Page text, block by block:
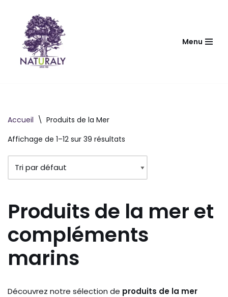
contenu
Menu
Accueil \ Produits de la Mer
Affichage de 1–12 sur 39 résultats
Produits de la mer et
compléments
marins
Découvrez notre sélection de produits de la mer